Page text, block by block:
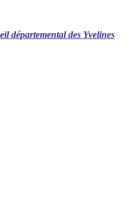
départemental des Yvelines